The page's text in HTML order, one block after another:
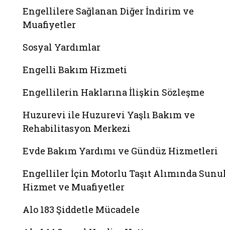
Engellilere Sağlanan Diğer İndirim ve
Muafiyetler
Sosyal Yardımlar
Engelli Bakım Hizmeti
Engellilerin Haklarına İlişkin Sözleşme
Huzurevi ile Huzurevi Yaşlı Bakım ve
Rehabilitasyon Merkezi
Evde Bakım Yardımı ve Gündüz Hizmetleri
Engelliler İçin Motorlu Taşıt Alımında
Hizmet ve Muafiyetler
Alo 183 Şiddetle Mücadele